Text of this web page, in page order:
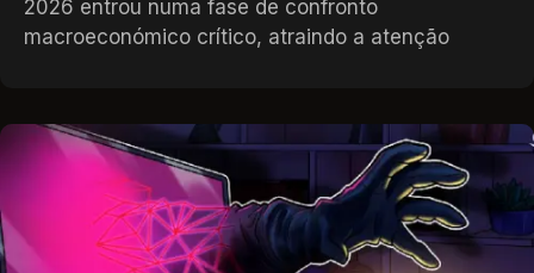
2026 entrou numa fase de confronto
macroeconómico crítico, atraindo a atenção